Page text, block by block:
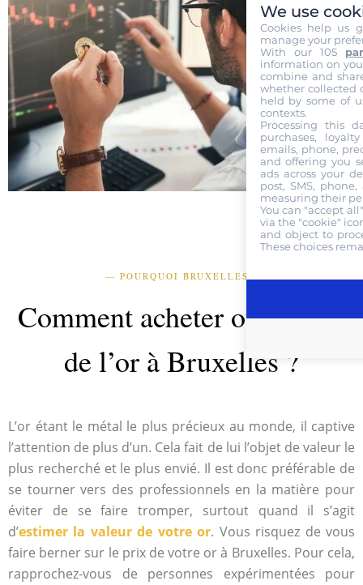
— POURQUOI BRUXELLES ?
Comment acheter ou vendre
de l’or à Bruxelles ?
L’or étant le métal le plus précieux au monde, il captive
l’attention de plus d’un. Cela fait de lui l’objet de valeur le
plus recherché et le plus envié. Il est donc préférable de
se tourner vers des professionnels en la matière pour
éviter de se faire tromper, surtout quand il s’agit
d’estimer la valeur de votre or. Vous risquez de vous
faire berner sur le prix de votre or à Bruxelles. Pour cela,
rapprochez-vous de personnes expérimentées pour
We use
Cookies help us
manage your
With our 105
information on
combine and
whether collected
held by some of
contexts.
Processing this
purchases,
emails, phone,
and offering you
ads across your
post, SMS,
measuring their
You can "accept
via the "cookie"
and object to
These choices